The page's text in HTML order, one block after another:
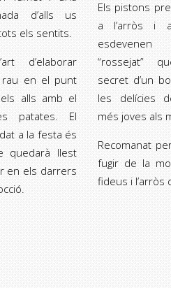
d’alls us
els sentits.
d’elaborar
rau en el punt
alls amb el
patates. El
a la festa és
quedarà llest
en els darrers
Els pistons
a l’arròs i
“rossejat”
secret d’un
les delícies
més joves als
Recomanat
fugir de la
fideus i l’arròs